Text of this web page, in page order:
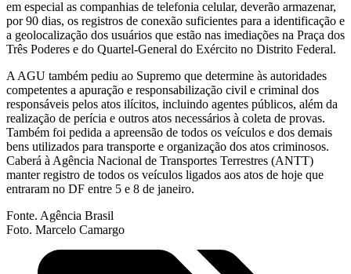
em especial as companhias de telefonia celular, deverão armazenar,
por 90 dias, os registros de conexão suficientes para a identificação e
a geolocalização dos usuários que estão nas imediações na Praça dos
Três Poderes e do Quartel-General do Exército no Distrito Federal.
A AGU também pediu ao Supremo que determine às autoridades
competentes a apuração e responsabilização civil e criminal dos
responsáveis pelos atos ilícitos, incluindo agentes públicos, além da
realização de perícia e outros atos necessários à coleta de provas.
Também foi pedida a apreensão de todos os veículos e dos demais
bens utilizados para transporte e organização dos atos criminosos.
Caberá à Agência Nacional de Transportes Terrestres (ANTT)
manter registro de todos os veículos ligados aos atos de hoje que
entraram no DF entre 5 e 8 de janeiro.
Fonte. Agência Brasil
Foto. Marcelo Camargo